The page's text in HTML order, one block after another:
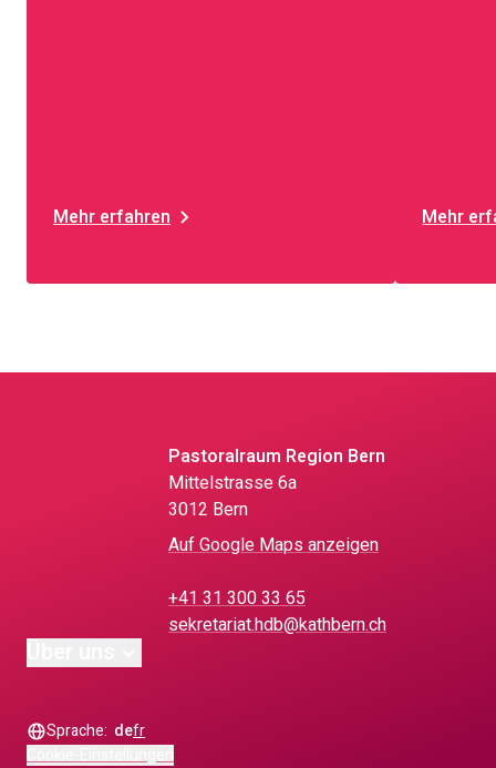
Mehr erfahren Mehr
Pastoralraum Region Bern
Mittelstrasse 6a
3012 Bern
Auf Google Maps anzeigen
+41 31 300 33 65
sekretariat.hdb@kathbern.ch
Sprache: defr